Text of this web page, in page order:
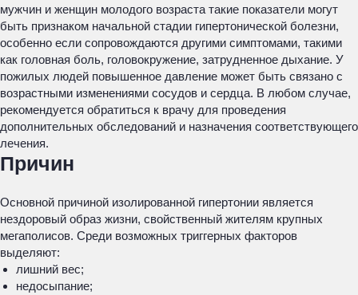
мужчин и женщин молодого возраста такие показатели могут
быть признаком начальной стадии гипертонической болезни,
особенно если сопровождаются другими симптомами, такими
как головная боль, головокружение, затрудненное дыхание. У
пожилых людей повышенное давление может быть связано с
возрастными изменениями сосудов и сердца. В любом случае,
рекомендуется обратиться к врачу для проведения
дополнительных обследований и назначения соответствующего
лечения.
Причин
Основной причиной изолированной гипертонии является
нездоровый образ жизни, свойственный жителям крупных
мегаполисов. Среди возможных триггерных факторов
выделяют:
лишний вес;
недосыпание;